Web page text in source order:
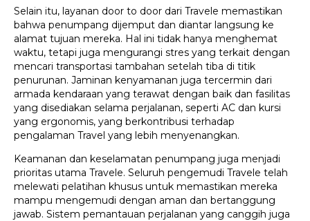
Selain itu, layanan door to door dari Travele memastikan
bahwa penumpang dijemput dan diantar langsung ke
alamat tujuan mereka. Hal ini tidak hanya menghemat
waktu, tetapi juga mengurangi stres yang terkait dengan
mencari transportasi tambahan setelah tiba di titik
penurunan. Jaminan kenyamanan juga tercermin dari
armada kendaraan yang terawat dengan baik dan fasilitas
yang disediakan selama perjalanan, seperti AC dan kursi
yang ergonomis, yang berkontribusi terhadap
pengalaman Travel yang lebih menyenangkan.
Keamanan dan keselamatan penumpang juga menjadi
prioritas utama Travele. Seluruh pengemudi Travele telah
melewati pelatihan khusus untuk memastikan mereka
mampu mengemudi dengan aman dan bertanggung
jawab. Sistem pemantauan perjalanan yang canggih juga